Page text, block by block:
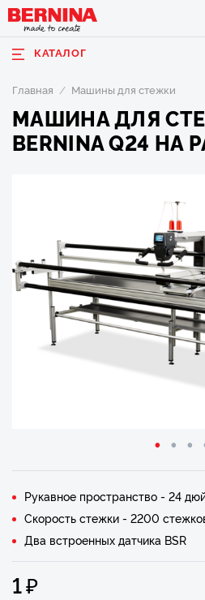
КАТАЛОГ
Главная Машины для стежки
МАШИНА ДЛЯ
BERNINA Q24 НА
Рукавное пространство - 24
Скорость стежки - 2200
Два встроенных датчика BSR
1₽